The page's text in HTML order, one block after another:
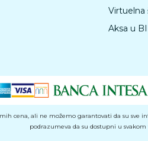
Virtuelna
Aksa u
cena, ali ne možemo garantovati da su
podrazumeva da su dostupni u